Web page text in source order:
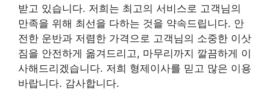
받고 있습니다. 저희는 최고의 서비스로 고객님의
만족을 위해 최선을 다하는 것을 약속드립니다. 안
전한 운반과 저렴한 가격으로 고객님의 소중한 이삿
짐을 안전하게 옮겨드리고, 마무리까지 깔끔하게 이
사해드리겠습니다. 저희 형제이사를 믿고 많은 이용
바랍니다. 감사합니다.